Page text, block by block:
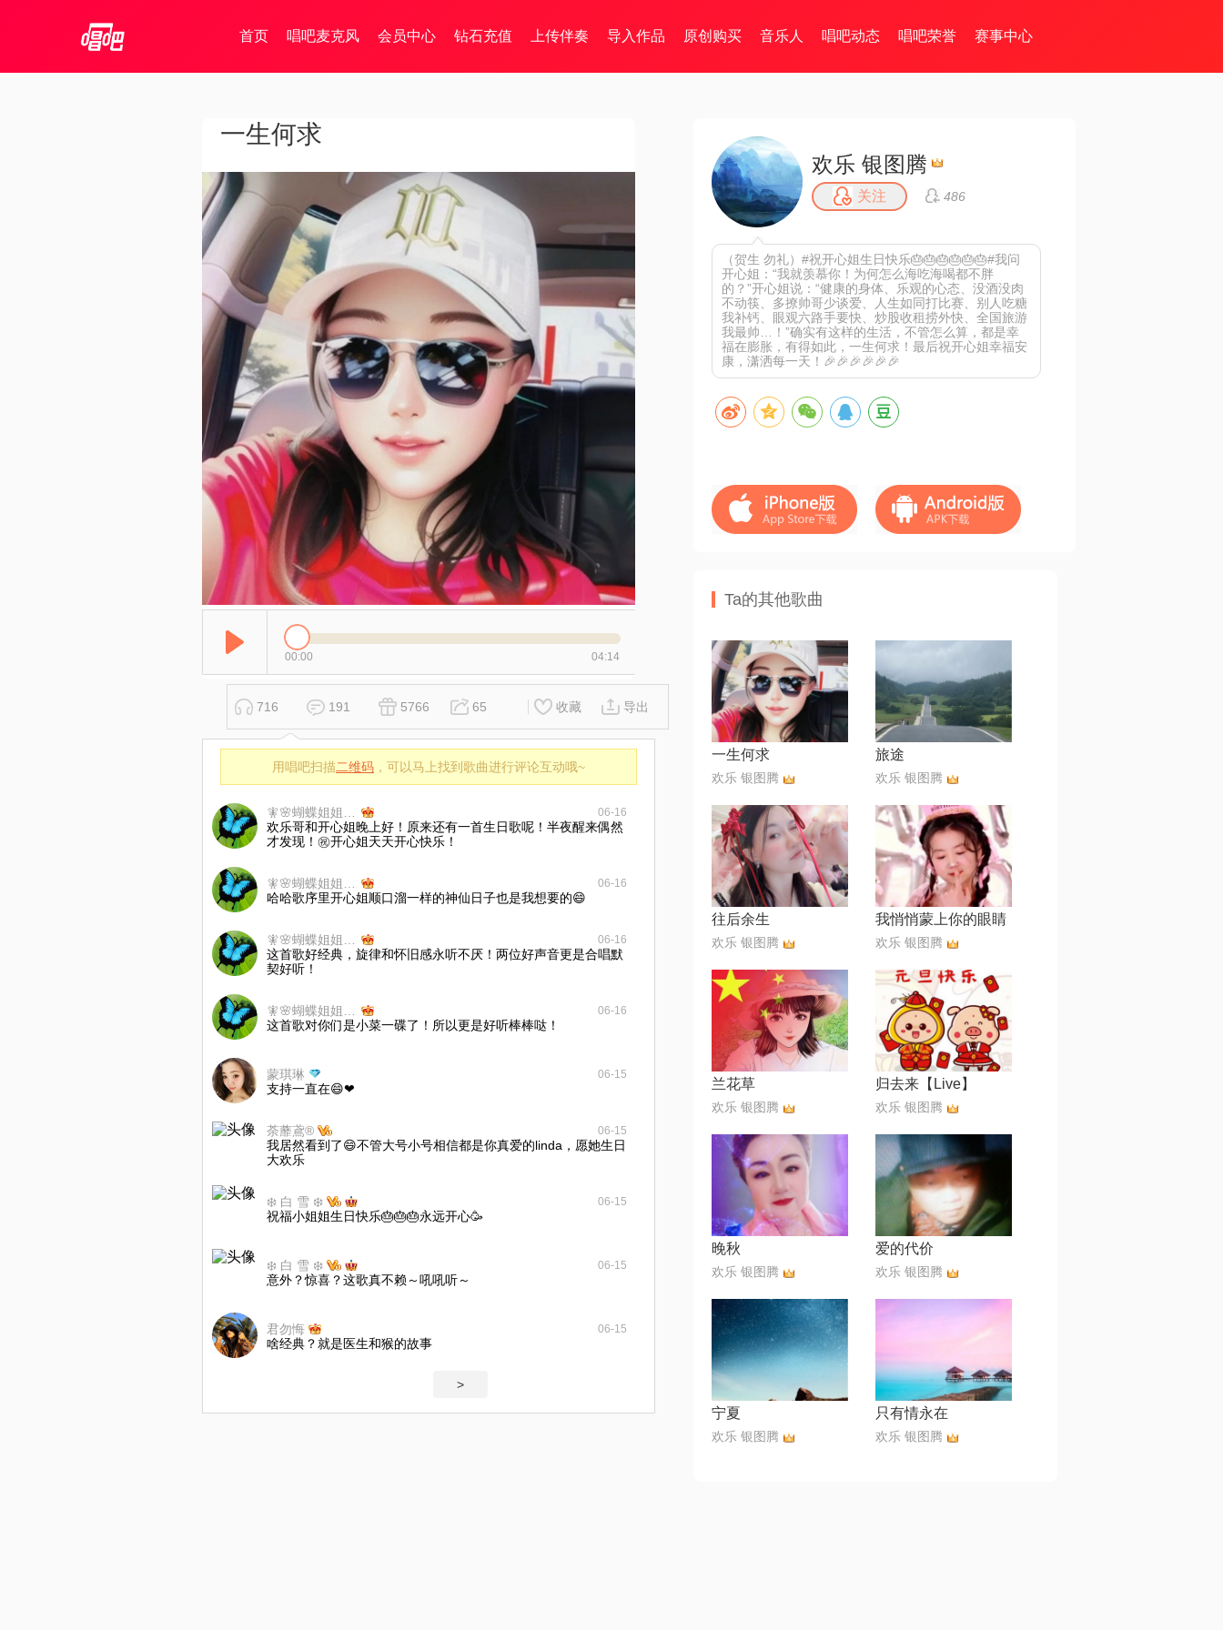
首页 唱吧麦克风 会员中心 钻石充值 上传伴奏 导入作品 原创购买 音乐人 唱吧动态 唱吧荣誉 赛事中心
一生何求
00:00 04:14
716 191 5766 65 收藏 导出
用唱吧扫描二维码 ，可以马上找到歌曲进行评论互动哦~
06-16
欢乐哥和开心姐晚上好！原来还有一首生日歌呢！半夜醒来偶然
才发现！㊗️开心姐天天开心快乐！
06-16
哈哈歌序里开心姐顺口溜一样的神仙日子也是我想要的😄
06-16
这首歌好经典，旋律和怀旧感永听不厌！两位好声音更是合唱默
契好听！
06-16
这首歌对你们是小菜一碟了！所以更是好听棒棒哒！
蒙琪琳 06-15
支持一直在😄❤
荼蘼鳶® 06-15
我居然看到了😄不管大号小号相信都是你真爱的linda，愿她生日
大欢乐
❄️ 白 雪 ❄️ 06-15
祝福小姐姐生日快乐🎂🎂🎂永远开心🥳
❄️ 白 雪 ❄️ 06-15
意外？惊喜？这歌真不赖～吼吼听～
君勿悔 06-15
啥经典？就是医生和猴的故事
>
欢乐 银图腾
关注 486
（贺生 勿礼）#祝开心姐生日快乐🎂🎂🎂🎂🎂🎂#我问
开心姐：“我就羡慕你！为何怎么海吃海喝都不胖
的？”开心姐说：“健康的身体、乐观的心态、没酒没肉
不动筷、多撩帅哥少谈爱、人生如同打比赛、别人吃糖
我补钙、眼观六路手要快、炒股收租捞外快、全国旅游
我最帅…！”确实有这样的生活，不管怎么算，都是幸
福在膨胀，有得如此，一生何求！最后祝开心姐幸福安
康，潇洒每一天！🎉🎉🎉🎉🎉🎉
Ta的其他歌曲
一生何求
欢乐 银图腾
旅途
欢乐 银图腾
往后余生
欢乐 银图腾
我悄悄蒙上你的眼睛
欢乐 银图腾
兰花草
欢乐 银图腾
归去来【Live】
欢乐 银图腾
晚秋
欢乐 银图腾
爱的代价
欢乐 银图腾
宁夏
欢乐 银图腾
只有情永在
欢乐 银图腾